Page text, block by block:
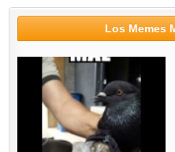
Los Memes